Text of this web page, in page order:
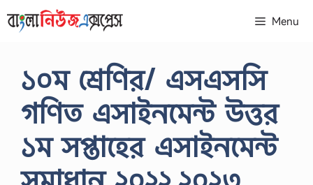
to
Menu
১০ম শ্রেণির/ এসএসসি
গণিত এসাইনমেন্ট উত্তর
১ম সপ্তাহের এসাইনমেন্ট